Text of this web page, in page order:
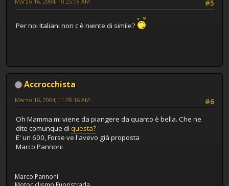
#5
Per noi Italiani non c'è niente di simile?
Accrocchista
#6
Marzo 16, 2004, 11:28:16 AM
Oh Mamma mi viene da piangere da quanto è bella. Che ne
dite comunque di questa?
E' un 600, Forse ve l'avevo già proposta
Marco Pannoni
Marco Pannoni